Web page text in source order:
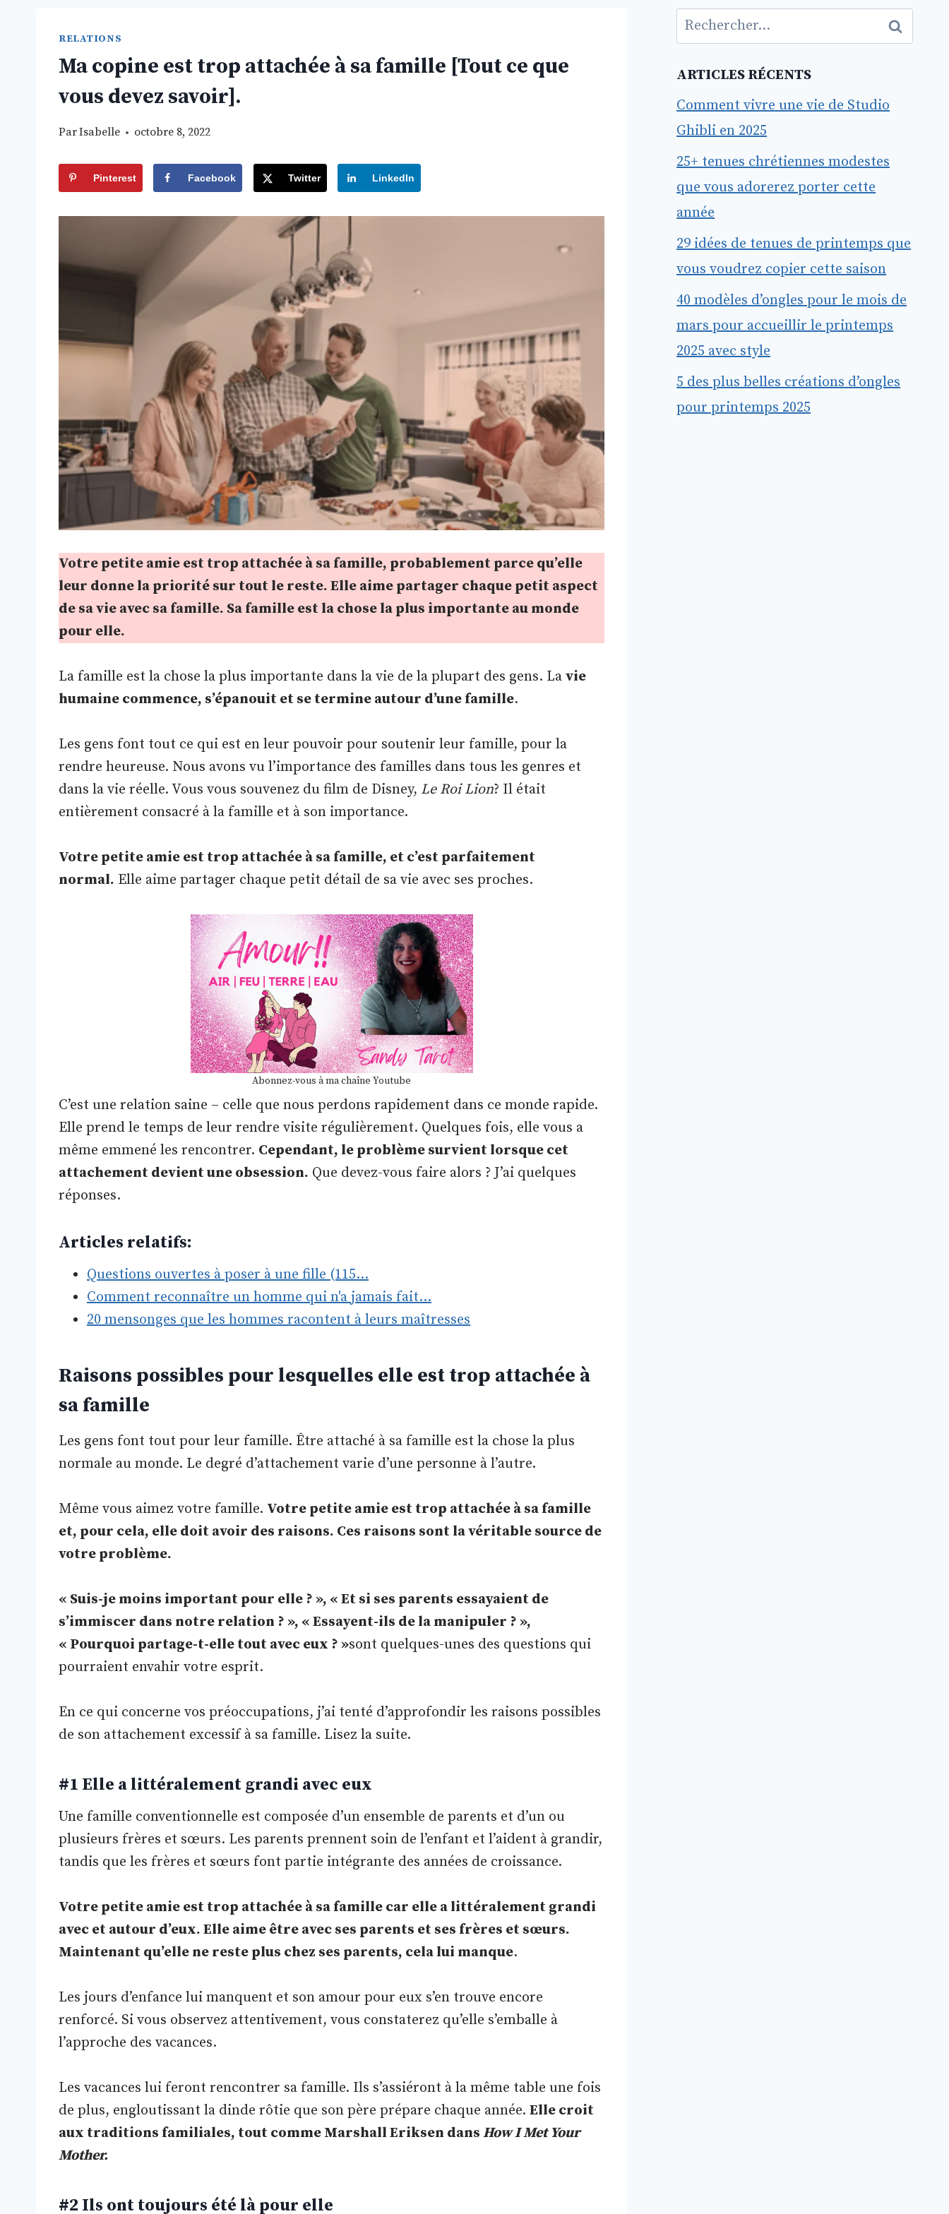
RELATIONS
Ma copine est trop attachée à sa famille [Tout ce que
vous devez savoir].
ParIsabelle octobre 8, 2022
Pinterest Facebook Twitter LinkedIn
Votre petite amie est trop attachée à sa famille, probablement parce qu’elle
leur donne la priorité sur tout le reste. Elle aime partager chaque petit aspect
de sa vie avec sa famille. Sa famille est la chose la plus importante au monde
pour elle.
La famille est la chose la plus importante dans la vie de la plupart des gens. La vie
humaine commence, s’épanouit et se termine autour d’une famille.
Les gens font tout ce qui est en leur pouvoir pour soutenir leur famille, pour la
rendre heureuse. Nous avons vu l’importance des familles dans tous les genres et
dans la vie réelle. Vous vous souvenez du film de Disney, Le Roi Lion? Il était
entièrement consacré à la famille et à son importance.
Votre petite amie est trop attachée à sa famille, et c’est parfaitement
normal. Elle aime partager chaque petit détail de sa vie avec ses proches.
Abonnez-vous à ma chaîne Youtube
C’est une relation saine – celle que nous perdons rapidement dans ce monde rapide.
Elle prend le temps de leur rendre visite régulièrement. Quelques fois, elle vous a
même emmené les rencontrer. Cependant, le problème survient lorsque cet
attachement devient une obsession. Que devez-vous faire alors ? J’ai quelques
réponses.
Articles relatifs:
Questions ouvertes à poser à une fille (115…
Comment reconnaître un homme qui n'a jamais fait…
20 mensonges que les hommes racontent à leurs maîtresses
Raisons possibles pour lesquelles elle est trop attachée à
sa famille
Les gens font tout pour leur famille. Être attaché à sa famille est la chose la plus
normale au monde. Le degré d’attachement varie d’une personne à l’autre.
Même vous aimez votre famille. Votre petite amie est trop attachée à sa famille
et, pour cela, elle doit avoir des raisons. Ces raisons sont la véritable source de
votre problème.
« Suis-je moins important pour elle ? », « Et si ses parents essayaient de
s’immiscer dans notre relation ? », « Essayent-ils de la manipuler ? »,
« Pourquoi partage-t-elle tout avec eux ? »sont quelques-unes des questions qui
pourraient envahir votre esprit.
En ce qui concerne vos préoccupations, j’ai tenté d’approfondir les raisons possibles
de son attachement excessif à sa famille. Lisez la suite.
#1 Elle a littéralement grandi avec eux
Une famille conventionnelle est composée d’un ensemble de parents et d’un ou
plusieurs frères et sœurs. Les parents prennent soin de l’enfant et l’aident à grandir,
tandis que les frères et sœurs font partie intégrante des années de croissance.
Votre petite amie est trop attachée à sa famille car elle a littéralement grandi
avec et autour d’eux. Elle aime être avec ses parents et ses frères et sœurs.
Maintenant qu’elle ne reste plus chez ses parents, cela lui manque.
Les jours d’enfance lui manquent et son amour pour eux s’en trouve encore
renforcé. Si vous observez attentivement, vous constaterez qu’elle s’emballe à
l’approche des vacances.
Les vacances lui feront rencontrer sa famille. Ils s’assiéront à la même table une fois
de plus, engloutissant la dinde rôtie que son père prépare chaque année. Elle croit
aux traditions familiales, tout comme Marshall Eriksen dans How I Met Your
Mother.
#2 Ils ont toujours été là pour elle
Rechercher :
ARTICLES RÉCENTS
Comment vivre une vie de Studio
Ghibli en 2025
25+ tenues chrétiennes modestes
que vous adorerez porter cette
année
29 idées de tenues de printemps que
vous voudrez copier cette saison
40 modèles d’ongles pour le mois de
mars pour accueillir le printemps
2025 avec style
5 des plus belles créations d’ongles
pour printemps 2025